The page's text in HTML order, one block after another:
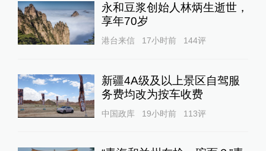
永和豆浆创始人林炳生逝世，
享年70岁
港台来信 17小时前 144评
新疆4A级及以上景区自驾服
务费均改为按车收费
中国政库 19小时前 113评